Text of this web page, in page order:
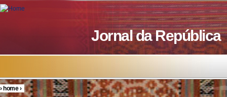
Skip to main content
Jornal da República
You are here
›home›